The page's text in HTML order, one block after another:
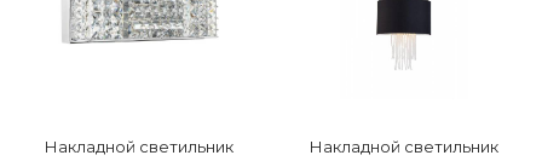
Накладной светильник
Накладной светильник